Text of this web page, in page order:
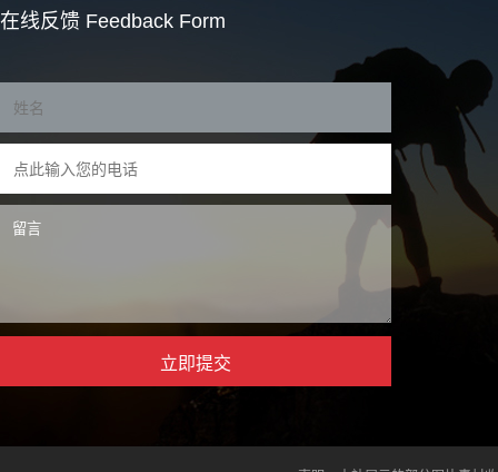
在线反馈 Feedback Form